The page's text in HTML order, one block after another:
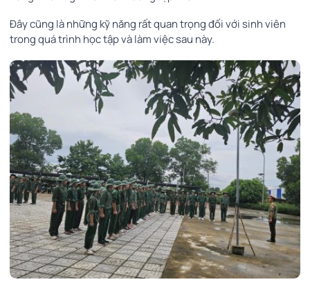
Đây cũng là những kỹ năng rất quan trọng đối với sinh viên
trong quá trình học tập và làm việc sau này.